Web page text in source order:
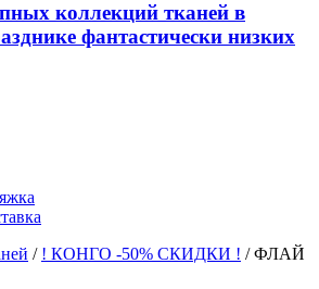
коллекций тканей в
фантастически низких
/ ! КОНГО -50% СКИДКИ ! / ФЛАЙ